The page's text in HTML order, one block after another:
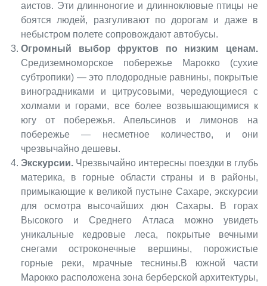
аистов. Эти длинноногие и длинноклювые птицы не
боятся людей, разгуливают по дорогам и даже в
небыстром полете сопровождают автобусы.
Огромный выбор фруктов по низким ценам.
Средиземноморское побережье Марокко (сухие
субтропики) — это плодородные равнины, покрытые
виноградниками и цитрусовыми, чередующиеся с
холмами и горами, все более возвышающимися к
югу от побережья. Апельсинов и лимонов на
побережье — несметное количество, и они
чрезвычайно дешевы.
Экскурсии. Чрезвычайно интересны поездки в глубь
материка, в горные области страны и в районы,
примыкающие к великой пустыне Сахаре, экскурсии
для осмотра высочайших дюн Сахары. В горах
Высокого и Среднего Атласа можно увидеть
уникальные кедровые леса, покрытые вечными
снегами остроконечные вершины, порожистые
горные реки, мрачные теснины.В южной части
Марокко расположена зона берберской архитектуры,